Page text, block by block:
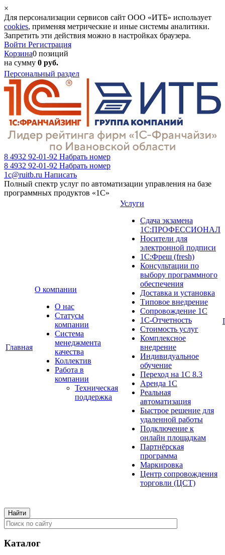
×
Для персонализации сервисов сайт ООО «ИТБ» использует
cookies, применяя метрические и иные системы аналитики.
Запретить эти действия можно в настройках браузера.
Войти Регистрация
Корзина0 позиций
на сумму 0 руб.
Персональный раздел
8 4932 92-01-92 Набрать номер
8 4932 92-01-92 Набрать номер
1c@ruitb.ru Написать
Полный спектр услуг по автоматизации управления на базе
программных продуктов «1С»
Главная
О компании
О нас
Cтатусы
компании
Система
менеджмента
качества
Коллектив
Работа в
компании
Техническая
поддержка
Услуги
Сдача экзамена
1С:ПРОФЕССИОНАЛ
Носители для
электронной подписи
1С:Фреш (fresh)
Консультации по
выбору программного
обеспечения
Доставка и установка
Типовое внедрение
Сопровождение 1С
1С-Отчетность
Стоимость услуг
Комплексное
внедрение
Индивидуальное
обучение
Переход на 1С 8.3
Аренда 1С
Реальная
автоматизация
Быстрое решение для
удаленной работы
Подключение к
онлайн площадкам
Партнёрская
программа
Маркировка
Центр сопровождения
торговли (ЦСТ)
Каталог